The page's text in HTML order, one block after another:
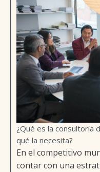
¿Qué es la consultoría
qué la necesita?
En el competitivo
contar con una